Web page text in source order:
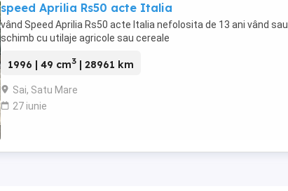
speed Aprilia Rs50 acte Italia
vând Speed Aprilia Rs50 acte Italia nefolosita de 13 ani vând sau
schimb cu utilaje agricole sau cereale
1996 | 49 cm3 | 28961 km
Sai, Satu Mare
27 iunie